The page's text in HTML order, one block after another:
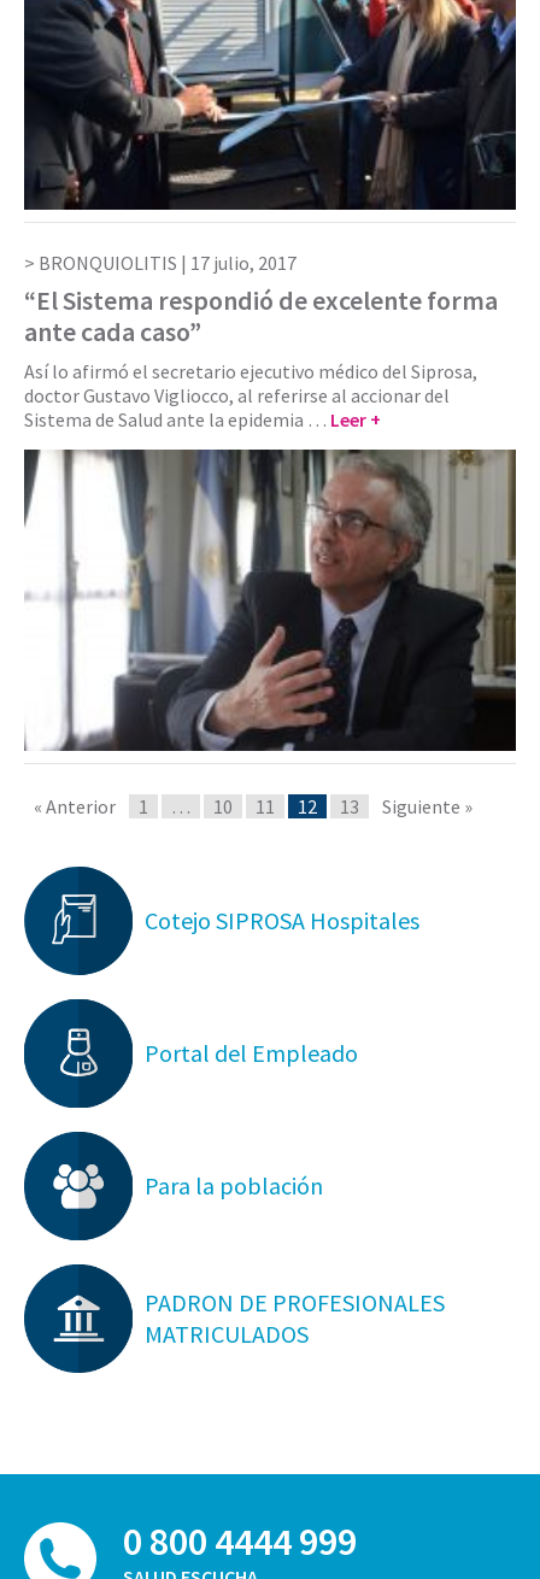
BRONQUIOLITIS | 17 julio, 2017
“El Sistema respondió de excelente forma
ante cada caso”
Así lo afirmó el secretario ejecutivo médico del Siprosa,
doctor Gustavo Vigliocco, al referirse al accionar del
Sistema de Salud ante la epidemia … Leer +
« Anterior 1 … 10 11 12 13 Siguiente »
Cotejo SIPROSA Hospitales
Portal del Empleado
Para la población
PADRON DE PROFESIONALES
MATRICULADOS
0 800 4444 999